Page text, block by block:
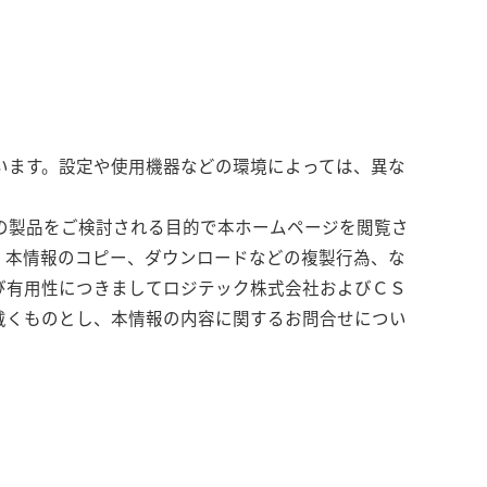
す。設定や使用機器などの環境によっては、異な
品をご検討される目的で本ホームページを閲覧さ
情報のコピー、ダウンロードなどの複製行為、な
用性につきましてロジテック株式会社およびＣＳ
ものとし、本情報の内容に関するお問合せについ